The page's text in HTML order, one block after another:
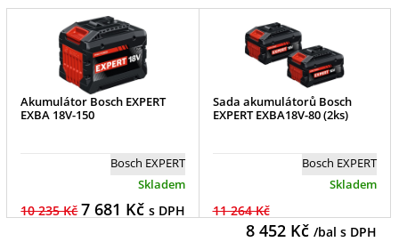
Akumulátor Bosch EXPERT
EXBA 18V-150
Bosch EXPERT
Skladem
10 235 Kč7 681 Kč s DPH
Sada akumulátorů Bosch
EXPERT EXBA18V-80 (2ks)
Bosch EXPERT
Skladem
11 264 Kč
8 452Kč /bal s DPH